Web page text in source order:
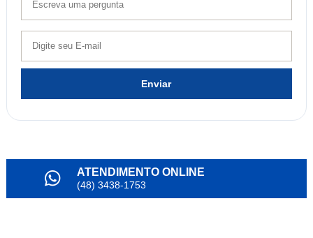
Enviar
ATENDIMENTO ONLINE
(48) 3438-1753